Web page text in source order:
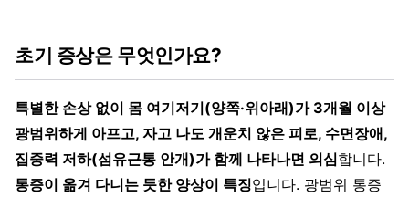
초기 증상은 무엇인가요?
특별한 손상 없이 몸 여기저기(양쪽·위아래)가 3개월 이상
광범위하게 아프고, 자고 나도 개운치 않은 피로, 수면장애,
집중력 저하(섬유근통 안개)가 함께 나타나면 의심합니다.
통증이 옮겨 다니는 듯한 양상이 특징입니다. 광범위 통증